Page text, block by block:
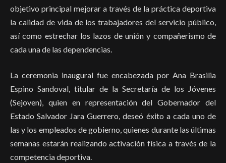
objetivo principal mejorar a través de la práctica deportiva
la calidad de vida de los trabajadores del servicio público,
así como estrechar los lazos de unión y compañerismo de
cada una de las dependencias.
La ceremonia inaugural fue encabezada por Ana Brasilia
Espino Sandoval, titular de la Secretaría de los Jóvenes
(Sejoven), quien en representación del Gobernador del
Estado Salvador Jara Guerrero, deseó éxito a cada uno de
las y los empleados de gobierno, quienes durante las últimas
semanas estarán realizando activación física a través de la
competencia deportiva.